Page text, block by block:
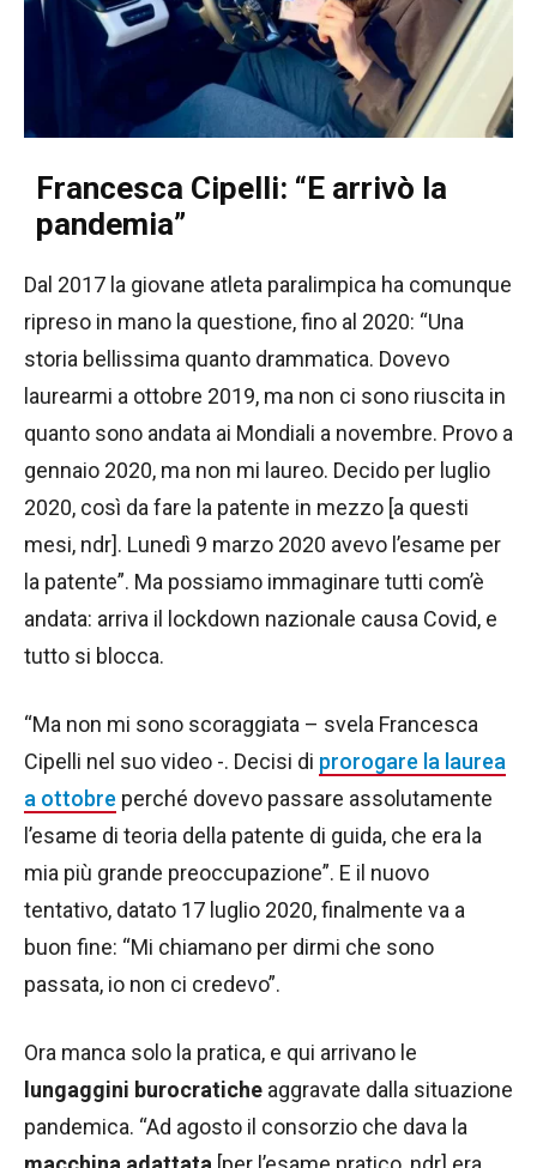
Francesca Cipelli: “E arrivò la
pandemia”
Dal 2017 la giovane atleta paralimpica ha comunque
ripreso in mano la questione, fino al 2020: “Una
storia bellissima quanto drammatica. Dovevo
laurearmi a ottobre 2019, ma non ci sono riuscita in
quanto sono andata ai Mondiali a novembre. Provo a
gennaio 2020, ma non mi laureo. Decido per luglio
2020, così da fare la patente in mezzo [a questi
mesi, ndr]. Lunedì 9 marzo 2020 avevo l’esame per
la patente”. Ma possiamo immaginare tutti com’è
andata: arriva il lockdown nazionale causa Covid, e
tutto si blocca.
“Ma non mi sono scoraggiata – svela Francesca
Cipelli nel suo video -. Decisi di prorogare la laurea
a ottobre perché dovevo passare assolutamente
l’esame di teoria della patente di guida, che era la
mia più grande preoccupazione”. E il nuovo
tentativo, datato 17 luglio 2020, finalmente va a
buon fine: “Mi chiamano per dirmi che sono
passata, io non ci credevo”.
Ora manca solo la pratica, e qui arrivano le
lungaggini burocratiche aggravate dalla situazione
pandemica. “Ad agosto il consorzio che dava la